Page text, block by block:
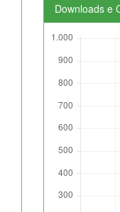
Downloads e